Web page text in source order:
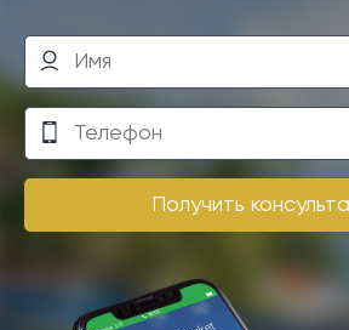
Получить